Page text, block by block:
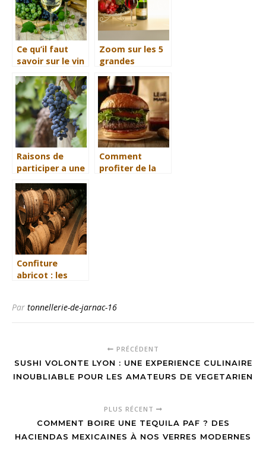
Ce qu’il faut
savoir sur le vin
Zoom sur les 5
grandes
champagne
francaise
Raisons de
participer a une
vignoble ou un
voyage
œnologique
Comment
profiter de la
Confiture
abricot : les
confitures
Par tonnellerie-de-jarnac-16
PRÉCÉDENT
SUSHI VOLONTE LYON : UNE EXPERIENCE CULINAIRE
INOUBLIABLE POUR LES AMATEURS DE VEGETARIEN
PLUS RÉCENT
COMMENT BOIRE UNE TEQUILA PAF ? DES
HACIENDAS MEXICAINES À NOS VERRES MODERNES